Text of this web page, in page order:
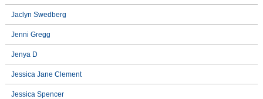
Jaclyn Swedberg
Jenni Gregg
Jenya D
Jessica Jane Clement
Jessica Spencer